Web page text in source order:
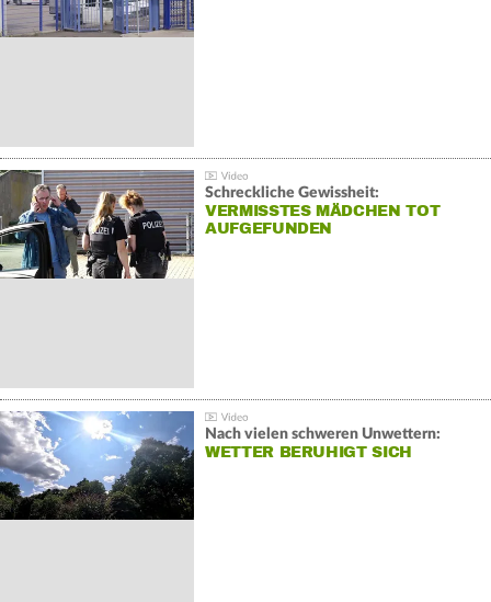
Schreckliche Gewissheit:
VERMISSTES MÄDCHEN TOT
AUFGEFUNDEN
Nach vielen schweren Unwettern:
WETTER BERUHIGT SICH